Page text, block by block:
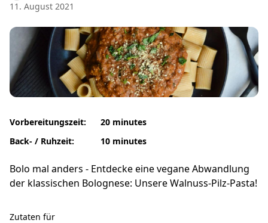
11. August 2021
Vorbereitungszeit:
Back- / Ruhzeit:
20 minutes
10 minutes
Bolo mal anders - Entdecke eine vegane Abwandlung
der klassischen Bolognese: Unsere Walnuss-Pilz-Pasta!
Zutaten für